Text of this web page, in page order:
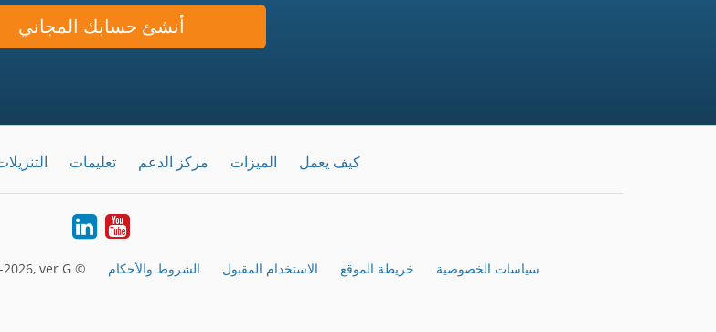
أنشئ حسابك المجاني
كيف يعمل الميزات مركز الدعم تعليمات
Youtube
LinkedIn
سياسات الخصوصية خريطة الموقع الاستخدام المقبول الشروط والأحكام © FreeConferenceCall.com 2001-2026, ver G